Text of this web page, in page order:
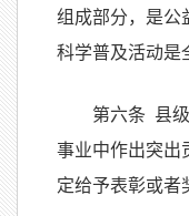
组成部分，是公
科学普及活动是
第六条 县
事业中作出突出
定给予表彰或者